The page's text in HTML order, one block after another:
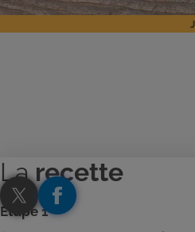
Larecette
Étape 1